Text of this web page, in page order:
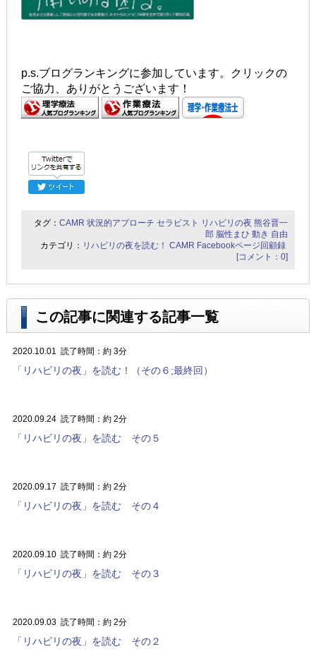
p.s.ブログランキングに参加しています。クリックの
ご協力、ありがとうございます！
タグ：CAMR 状況的アプローチ セラピスト リハビリの夜 熊谷晋一
郎 脳性まひ 動き 自由
カテゴリ： リハビリの夜を読む！ CAMR Facebookページ回顧録
[コメント：0]
この記事に関連する記事一覧
2020.10.01 読了時間：約 3分
「リハビリの夜」を読む！（その６;最終回）
2020.09.24 読了時間：約 2分
「リハビリの夜」を読む その５
2020.09.17 読了時間：約 2分
「リハビリの夜」を読む その４
2020.09.10 読了時間：約 2分
「リハビリの夜」を読む その３
2020.09.03 読了時間：約 2分
「リハビリの夜」を読む その２